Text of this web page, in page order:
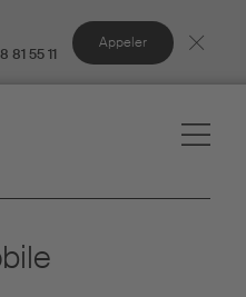
55 11
Appeler